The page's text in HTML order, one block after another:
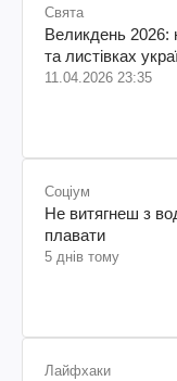
Свята
Великдень 2026:
та листівках
11.04.2026 23:35
Соціум
Не витягнеш з
плавати
5 днів тому
Лайфхаки